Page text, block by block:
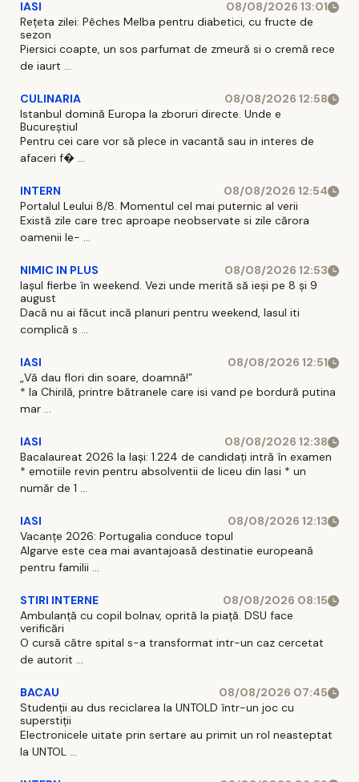
IASI
08/08/2026 13:01
Rețeta zilei: Pêches Melba pentru diabetici, cu fructe de
sezon
Piersici coapte, un sos parfumat de zmeură si o cremă rece
de iaurt ...
CULINARIA
08/08/2026 12:58
Istanbul domină Europa la zboruri directe. Unde e
Bucureștiul
Pentru cei care vor să plece in vacantă sau in interes de
afaceri f� ...
INTERN
08/08/2026 12:54
Portalul Leului 8/8. Momentul cel mai puternic al verii
Există zile care trec aproape neobservate si zile cărora
oamenii le- ...
NIMIC IN PLUS
08/08/2026 12:53
Iașul fierbe în weekend. Vezi unde merită să ieși pe 8 și 9
august
Dacă nu ai făcut incă planuri pentru weekend, Iasul iti
complică s ...
IASI
08/08/2026 12:51
„Vă dau flori din soare, doamnă!”
* la Chirilă, printre bătranele care isi vand pe bordură putina
mar ...
IASI
08/08/2026 12:38
Bacalaureat 2026 la Iași: 1.224 de candidați intră în examen
* emotiile revin pentru absolventii de liceu din Iasi * un
număr de 1 ...
IASI
08/08/2026 12:13
Vacanțe 2026: Portugalia conduce topul
Algarve este cea mai avantajoasă destinatie europeană
pentru familii ...
STIRI INTERNE
08/08/2026 08:15
Ambulanță cu copil bolnav, oprită la piață. DSU face
verificări
O cursă către spital s-a transformat intr-un caz cercetat
de autorit ...
BACAU
08/08/2026 07:45
Studenții au dus reciclarea la UNTOLD într-un joc cu
superstiții
Electronicele uitate prin sertare au primit un rol neasteptat
la UNTOL ...